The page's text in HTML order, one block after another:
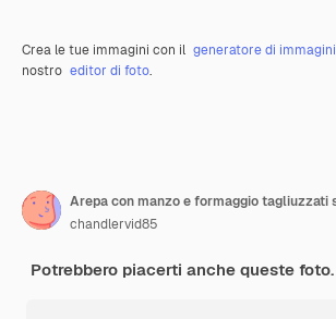
Crea le tue immagini con il generatore di immagini
nostro editor di foto.
chandlervid85
Potrebbero piacerti anche queste foto.